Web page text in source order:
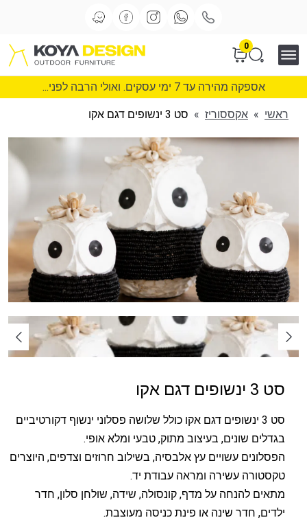
0
אספקה מהירה עד 7 ימי עסקים. ואולי הרבה לפני...
ראשי » אקססוריז » סט 3 ינשופים דגם אקו
סט 3 ינשופים דגם אקו
סט 3 ינשופים דגם אקו כולל שלושה פסלוני ינשוף דקורטיביים
בגדלים שונים, בעיצוב מתוק, טבעי ומלא אופי.
הפסלונים עשויים עץ אלבסיה, בשילוב חרוזים וצדפים, היוצרים
טקסטורה עשירה ומראה עבודת יד.
מתאים להנחה על מדף, קונסולה, שידה, שולחן סלון, חדר
ילדים, חדר שינה או פינת כניסה מעוצבת.